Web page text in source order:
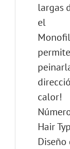
largas
el
permite
calor!
Hair